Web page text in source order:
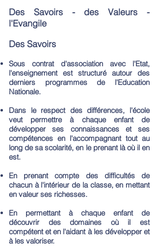
Des Savoirs - des Valeurs -
l'Evangile
Des Savoirs
Sous contrat d'association avec l'Etat,
l'enseignement est structuré autour des
derniers programmes de l'Education
Nationale.
Dans le respect des différences, l'école
veut permettre à chaque enfant de
développer ses connaissances et ses
compétences en l'accompagnant tout au
long de sa scolarité, en le prenant là où il en
est.
En prenant compte des difficultés de
chacun à l'intérieur de la classe, en mettant
en valeur ses richesses.
En permettant à chaque enfant de
découvrir des domaines où il est
compétent et en l'aidant à les développer et
à les valoriser.